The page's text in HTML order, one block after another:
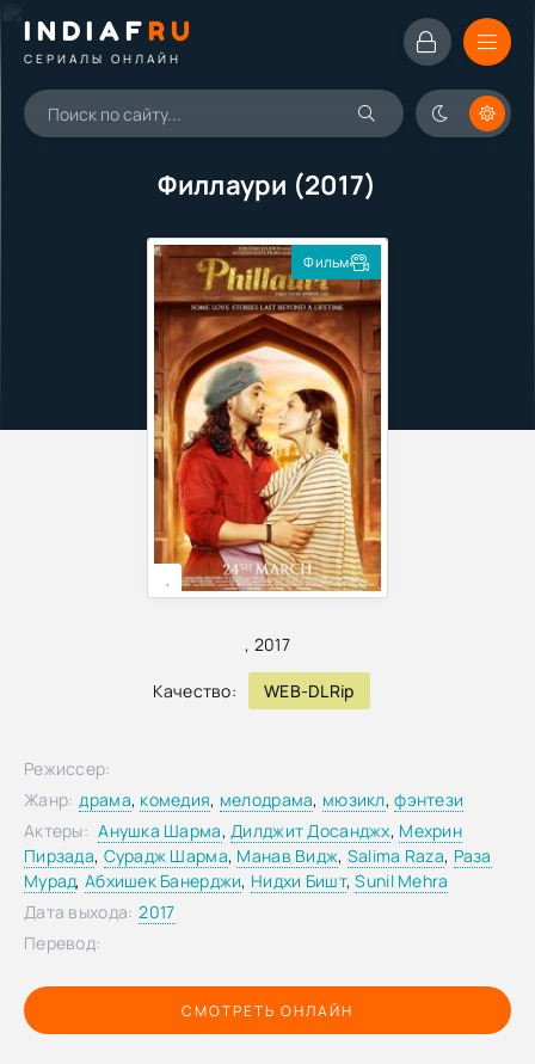
INDIAFRU
СЕРИАЛЫ ОНЛАЙН
Филлаури (2017)
, 2017
Качество: WEB-DLRip
Фильм
,
СМОТРЕТЬ ОНЛАЙН
Режиссер:
Жанр: драма, комедия, мелодрама, мюзикл,фэнтези
Актеры: Анушка Шарма,Дилджит Досанджх, Мехрин
Пирзада, Сурадж Шарма, Манав Видж, Salima Raza, Раза
Мурад, Абхишек Банерджи, Нидхи Бишт,Sunil Mehra
Дата выхода: 2017
Перевод: